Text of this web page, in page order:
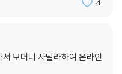
4
보더니 사달라하여 온라인